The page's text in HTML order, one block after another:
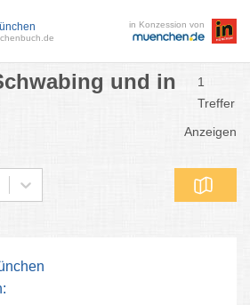
in Konzession von
und in
1
Treffer
Anzeigen